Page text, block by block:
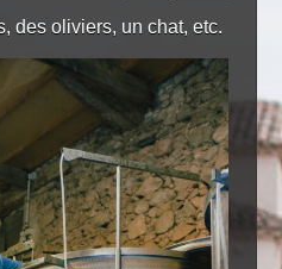
des oliviers, un chat, etc.